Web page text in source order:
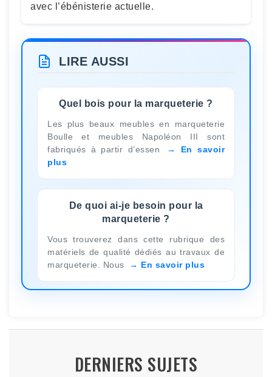
avec l’ébénisterie actuelle.
LIRE AUSSI
Quel bois pour la marqueterie ?
Les plus beaux meubles en marqueterie
Boulle et meubles Napoléon III sont
fabriqués à partir d’essen
En savoir
plus
De quoi ai-je besoin pour la
marqueterie ?
Vous trouverez dans cette rubrique des
matériels de qualité dédiés au travaux de
marqueterie. Nous
En savoir plus
DERNIERS SUJETS